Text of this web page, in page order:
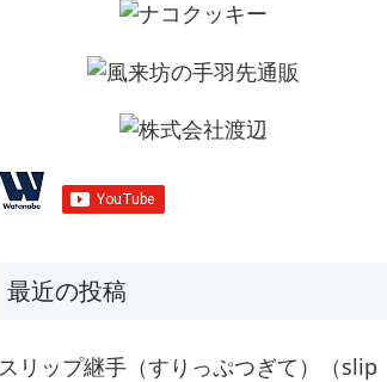
最近の投稿
スリップ継手（すりっぷつぎて）（slip